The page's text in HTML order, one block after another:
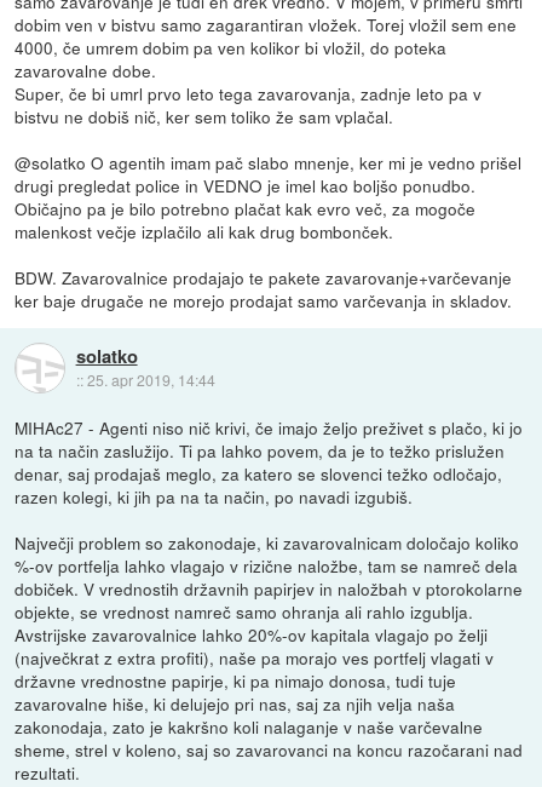
dobim ven v bistvu samo zagarantiran vložek. Torej vložil sem ene
4000, če umrem dobim pa ven kolikor bi vložil, do poteka
zavarovalne dobe.
Super, če bi umrl prvo leto tega zavarovanja, zadnje leto pa v
bistvu ne dobiš nič, ker sem toliko že sam vplačal.
@solatko O agentih imam pač slabo mnenje, ker mi je vedno prišel
drugi pregledat police in VEDNO je imel kao boljšo ponudbo.
Običajno pa je bilo potrebno plačat kak evro več, za mogoče
malenkost večje izplačilo ali kak drug bombonček.
BDW. Zavarovalnice prodajajo te pakete zavarovanje+varčevanje
ker baje drugače ne morejo prodajat samo varčevanja in skladov.
solatko
::25. apr 2019, 14:44
MIHAc27 - Agenti niso nič krivi, če imajo željo preživet s plačo, ki jo
na ta način zaslužijo. Ti pa lahko povem, da je to težko prislužen
denar, saj prodajaš meglo, za katero se slovenci težko odločajo,
razen kolegi, ki jih pa na ta način, po navadi izgubiš.
Največji problem so zakonodaje, ki zavarovalnicam določajo koliko
%-ov portfelja lahko vlagajo v rizične naložbe, tam se namreč dela
dobiček. V vrednostih državnih papirjev in naložbah v ptorokolarne
objekte, se vrednost namreč samo ohranja ali rahlo izgublja.
Avstrijske zavarovalnice lahko 20%-ov kapitala vlagajo po želji
(največkrat z extra profiti), naše pa morajo ves portfelj vlagati v
državne vrednostne papirje, ki pa nimajo donosa, tudi tuje
zavarovalne hiše, ki delujejo pri nas, saj za njih velja naša
zakonodaja, zato je kakršno koli nalaganje v naše varčevalne
sheme, strel v koleno, saj so zavarovanci na koncu razočarani nad
rezultati.